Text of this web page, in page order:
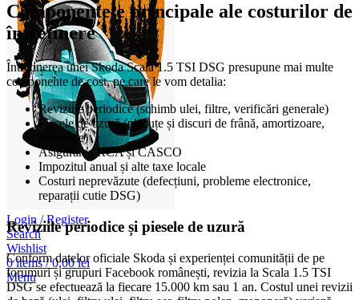
Login / Register
Search
Wishlist
0items / 0,00lei
Menu
Componentele principale ale costurilor de
întreținere
Întreținerea unei Skoda Scala 1.5 TSI DSG presupune mai multe
componente de cost, pe care le vom detalia:
Reviziile periodice (schimb ulei, filtre, verificări generale)
Piesele de uzură (plăcuțe și discuri de frână, amortizoare,
anvelope)
Asigurarea RCA și CASCO
Impozitul anual și alte taxe locale
Costuri neprevăzute (defecțiuni, probleme electronice,
reparații cutie DSG)
Reviziile periodice și piesele de uzură
Conform datelor oficiale Skoda și experienței comunității de pe
forumuri și grupuri Facebook românești, revizia la Scala 1.5 TSI
DSG se efectuează la fiecare 15.000 km sau 1 an. Costul unei revizii